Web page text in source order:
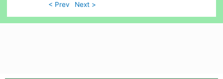
< Prev Next >